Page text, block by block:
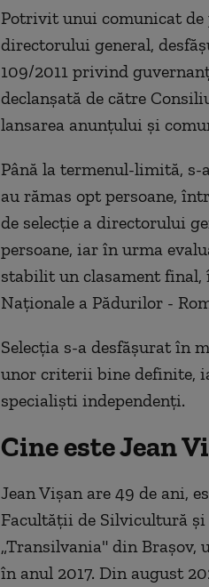
Potrivit unui comunicat de
directorului general,
109/2011 privind
declanşată de către
lansarea anunţului şi
Până la termenul-limită, s-
au rămas opt persoane,
de selecţie a directorului
persoane, iar în urma
stabilit un clasament
Naţionale a Pădurilor -
Selecţia s-a desfăşurat în
unor criterii bine definite,
specialişti independenţi.
Cine este Jean
Jean Vişan are 49 de ani,
Facultăţii de Silvicultură
„Transilvania" din
în anul 2017. Din august